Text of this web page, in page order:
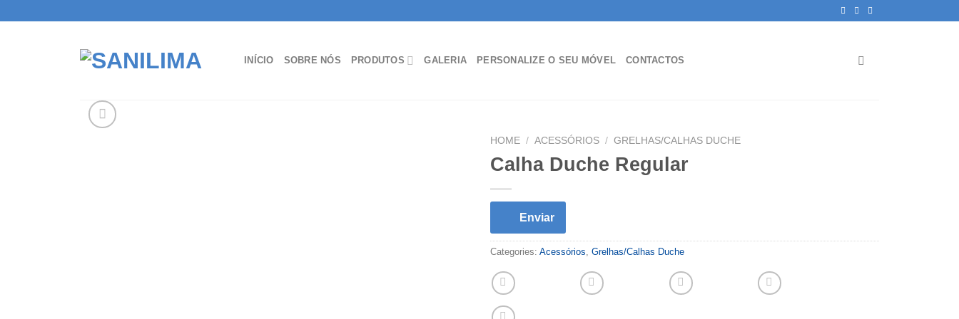
INÍCIO SOBRE NÓS PRODUTOS GALERIA PERSONALIZE O SEU MÓVEL CONTACTOS
HOME / ACESSÓRIOS / GRELHAS/CALHAS DUCHE
Calha Duche Regular
Enviar
Categories: Acessórios Grelhas/Calhas Duche